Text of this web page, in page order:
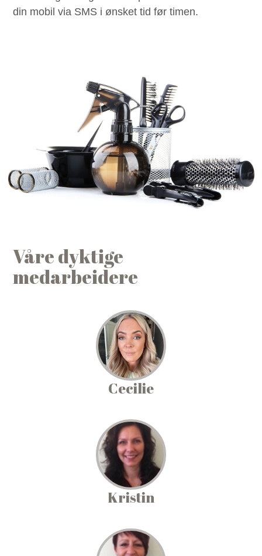
din mobil via SMS i ønsket tid før timen.
Våre dyktige
medarbeidere
Cecilie
Kristin